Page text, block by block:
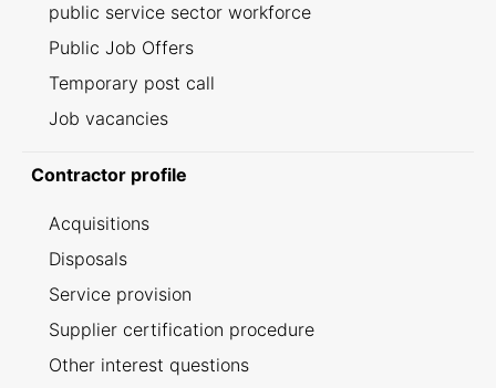
public service sector workforce
Public Job Offers
Temporary post call
Job vacancies
Contractor profile
Acquisitions
Disposals
Service provision
Supplier certification procedure
Other interest questions